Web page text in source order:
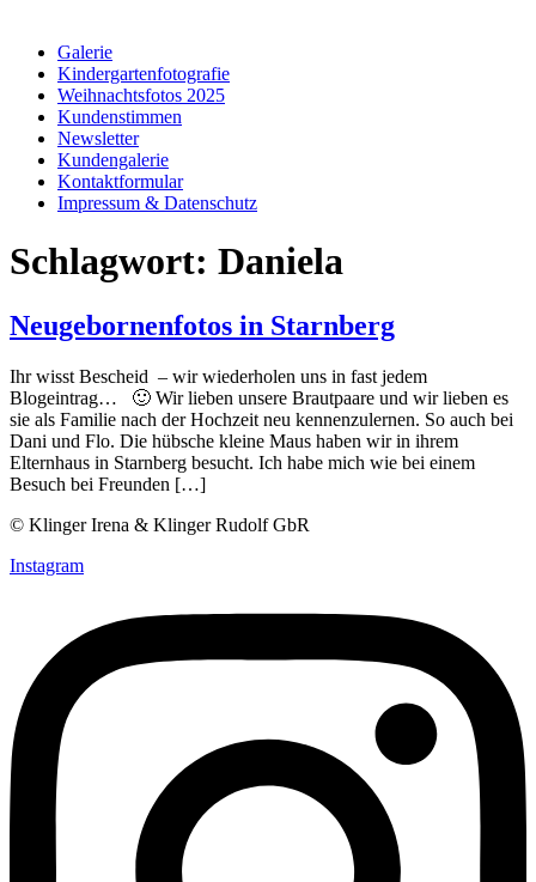
Galerie
Kindergartenfotografie
Weihnachtsfotos 2025
Kundenstimmen
Newsletter
Kundengalerie
Kontaktformular
Impressum & Datenschutz
Schlagwort: Daniela
Neugebornenfotos in Starnberg
Ihr wisst Bescheid – wir wiederholen uns in fast jedem
Blogeintrag… 🙂 Wir lieben unsere Brautpaare und wir lieben es
sie als Familie nach der Hochzeit neu kennenzulernen. So auch bei
Dani und Flo. Die hübsche kleine Maus haben wir in ihrem
Elternhaus in Starnberg besucht. Ich habe mich wie bei einem
Besuch bei Freunden […]
© Klinger Irena & Klinger Rudolf GbR
Instagram